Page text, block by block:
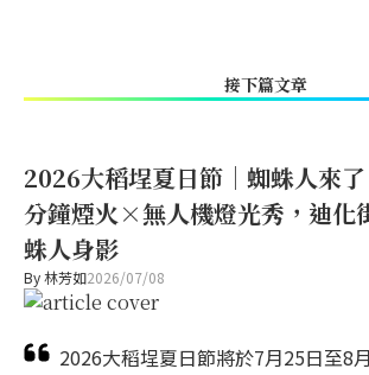
接下篇文章
2026大稻埕夏日節｜蜘蛛人來
分鐘煙火×無人機燈光秀，迪化
蛛人身影
By林芳如2026/07/08
2026大稻埕夏日節將於7月25日至8